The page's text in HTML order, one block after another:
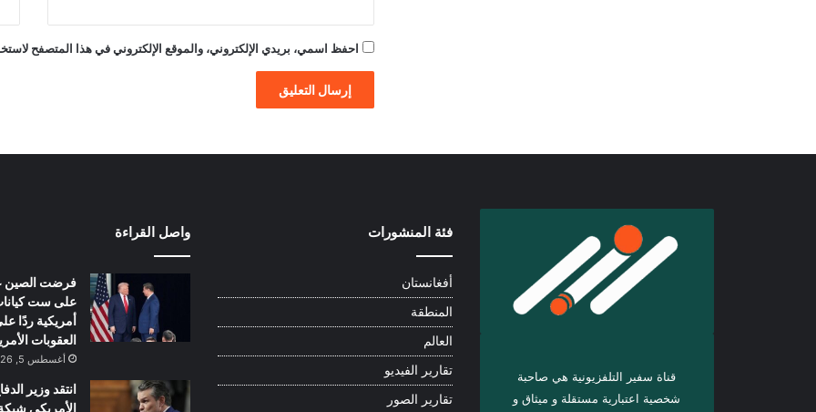
احفظ اسمي، بريدي الإلكتروني، والموقع الإلكتروني في هذا المتصفح
قناة سفير التلفزيونية هي صاحبة
شخصية اعتبارية مستقلة و ميثاق و
فئة المنشورات
أفغانستان
المنطقة
العالم
تقارير الفيديو
تقارير الصور
واصل القراءة
فرضت الصين
على ست
أمريكية ردًا
العقوبات
أغسطس 5, 2026
انتقد وزير